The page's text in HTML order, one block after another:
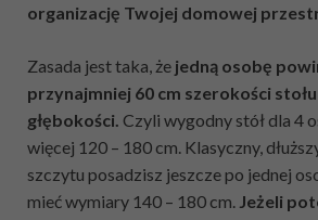
organizację Twojej domowej
Zasada jest taka, że jedną osobę
przynajmniej 60 cm szerokości stołu
głębokości. Czyli wygodny stół dla 4
więcej 120 – 180 cm. Klasyczny,
szczytu posadzisz jeszcze po jednej
mieć wymiary 140 – 180 cm. Jeżeli